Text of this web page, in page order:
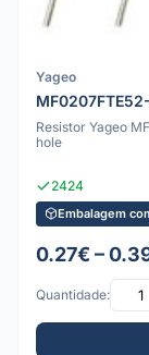
Yageo
Resistor Yageo
hole
2424
Embalagem
0.27€ –
Quantidade: